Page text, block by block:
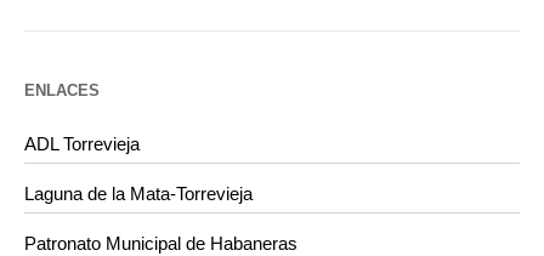
ENLACES
ADL Torrevieja
Laguna de la Mata-Torrevieja
Patronato Municipal de Habaneras